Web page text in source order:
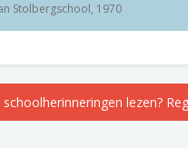
Stolbergschool, 1970
schoolherinneringen lezen?